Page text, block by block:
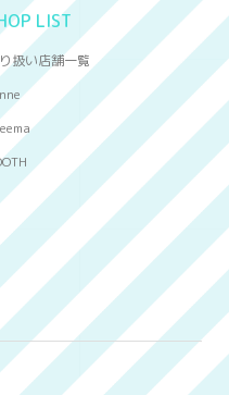
LIST
扱い店舗一覧